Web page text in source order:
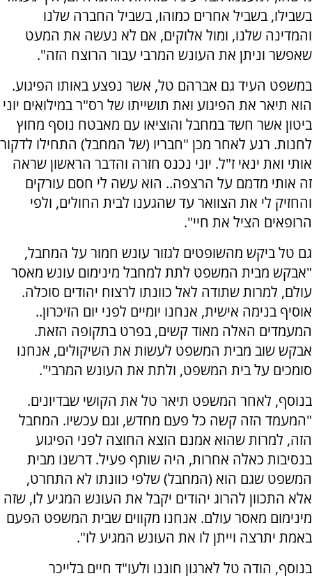
בשבילו, בשביל אחרים כמוהו, בשביל החברה שלנו
והמדינה שלנו, ומול אלוקים, אם לא נעשה את המעט
שאפשר וניתן את העונש המרבי עבור הרוצח הזה".
במשפט העיד גם אברהם טל, אשר נפצע באותו הפיגוע.
הוא תיאר את הפיגוע ואת תושייתו של רס"ר במילואים יוני
ביטון אשר חשד במחבל והוציאו עם מאבטח נוסף מחוץ
לחנות. רגע לאחר מכן "חבריו (של המחבל) התחילו לדקור
אותי ואת ינאי ז"ל. יוני נכנס חזרה והדבר הראשון שראה
זה אותי מדמם על הרצפה.. הוא עשה לי חסם עורקים
והחזיק לי את הצוואר עד שהגענו לבית החולים, ולפי
הרופאים הציל את חיי".
גם טל ביקש מהשופטים לגזור עונש חמור על המחבל,
"אבקש מבית המשפט לתת למחבל מינימום עונש מאסר
עולם, למרות שתודה לאל כוונתו לרצוח יהודים סוכלה.
אוסיף בנימה אישית, אנחנו יומיים לפני יום הזיכרון..
המעמדים האלה מאוד קשים, בפרט בתקופה הזאת.
אבקש שוב מבית המשפט לעשות את השיקולים, אנחנו
סומכים על בית המשפט, ולתת את העונש המרבי".
בנוסף, לאחר המשפט תיאר טל את הקושי שבדיונים.
"המעמד הזה קשה כל פעם מחדש, וגם עכשיו. המחבל
הזה, למרות שהוא אמנם הוצא החוצה לפני הפיגוע
בנסיבות כאלה אחרות, היה שותף פעיל. דרשנו מבית
המשפט שגם הוא (המחבל) שלפי כוונתו לא התחרט,
אלא התכוון להרוג יהודים יקבל את העונש המגיע לו, שזה
מינימום מאסר עולם. אנחנו מקווים שבית המשפט הפעם
באמת יתרצה וייתן לו את העונש המגיע לו".
בנוסף, הודה טל לארגון חוננו ולעו"ד חיים בלייכר